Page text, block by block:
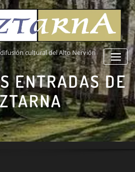
cultural del Alto Nervión
ENTRADAS DE